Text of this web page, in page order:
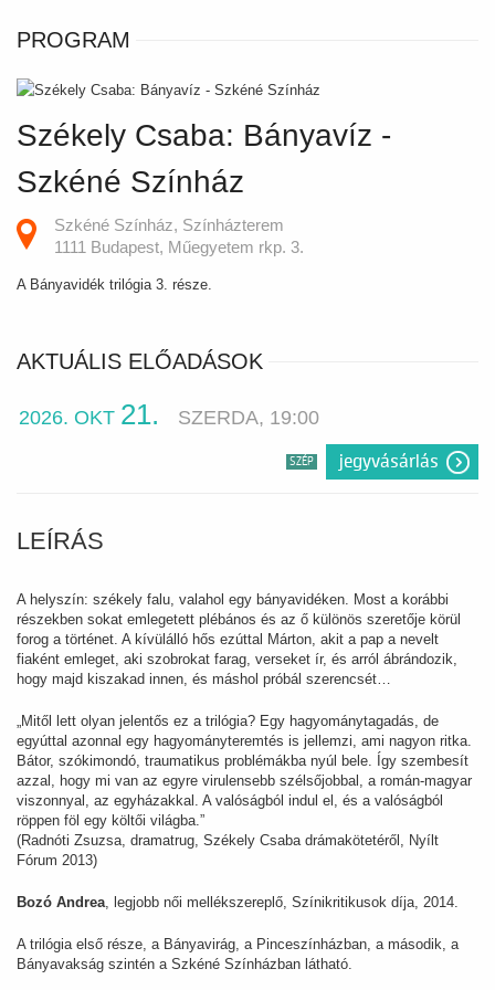
PROGRAM
Székely Csaba: Bányavíz -
Szkéné Színház
Szkéné Színház, Színházterem
1111 Budapest, Műegyetem rkp. 3.
A Bányavidék trilógia 3. része.
AKTUÁLIS ELŐADÁSOK
2026. OKT 21. SZERDA, 19:00
jegyvásárlás
SZÉP
LEÍRÁS
A helyszín: székely falu, valahol egy bányavidéken. Most a korábbi
részekben sokat emlegetett plébános és az ő különös szeretője körül
forog a történet. A kívülálló hős ezúttal Márton, akit a pap a nevelt
fiaként emleget, aki szobrokat farag, verseket ír, és arról ábrándozik,
hogy majd kiszakad innen, és máshol próbál szerencsét…
„Mitől lett olyan jelentős ez a trilógia? Egy hagyománytagadás, de
egyúttal azonnal egy hagyományteremtés is jellemzi, ami nagyon ritka.
Bátor, szókimondó, traumatikus problémákba nyúl bele. Így szembesít
azzal, hogy mi van az egyre virulensebb szélsőjobbal, a román-magyar
viszonnyal, az egyházakkal. A valóságból indul el, és a valóságból
röppen föl egy költői világba.”
(Radnóti Zsuzsa, dramatrug, Székely Csaba drámakötetéről, Nyílt
Fórum 2013)
Bozó Andrea , legjobb női mellékszereplő, Színikritikusok díja, 2014.
A trilógia első része, a Bányavirág, a Pinceszínházban, a második, a
Bányavakság szintén a Szkéné Színházban látható.